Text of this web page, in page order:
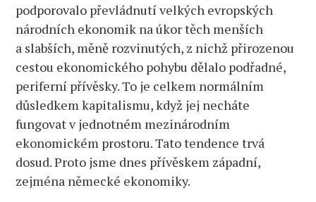
podporovalo převládnutí velkých evropských
národních ekonomik na úkor těch menších
a slabších, měně rozvinutých, z nichž přirozenou
cestou ekonomického pohybu dělalo podřadné,
periferní přívěsky. To je celkem normálním
důsledkem kapitalismu, když jej necháte
fungovat v jednotném mezinárodním
ekonomickém prostoru. Tato tendence trvá
dosud. Proto jsme dnes přívěskem západní,
zejména německé ekonomiky.